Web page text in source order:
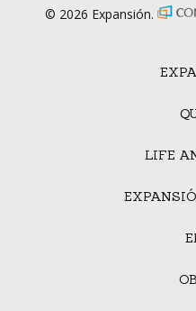
LIFE
© 2026 Expansión.